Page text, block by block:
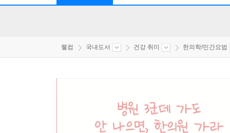
웰컴 국내도서 건강 취미 한의학/민간요법